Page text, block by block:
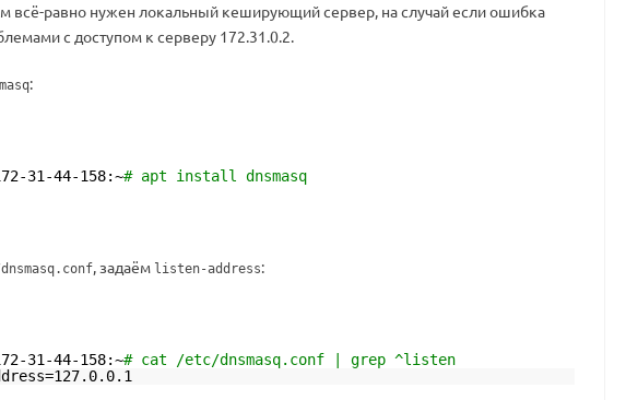
всё-равно нужен локальный кеширующий сервер, на случай если ошибка
с доступом к серверу 172.31.0.2.
:
31-44-158:~# apt install dnsmasq
, задаём listen-address:
31-44-158:~# cat /etc/dnsmasq.conf | grep ^listen